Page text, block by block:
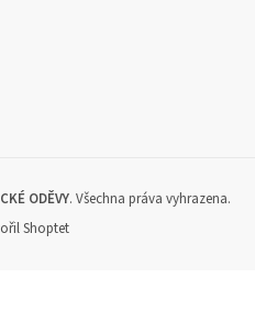
Shoptet
ODĚVY. Všechna práva vyhrazena.